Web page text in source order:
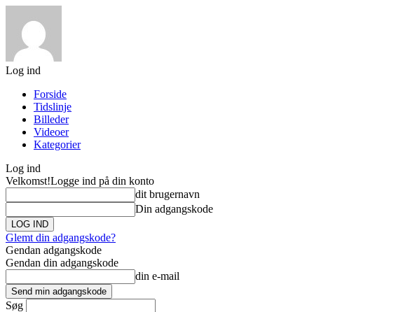
Log ind
Forside
Tidslinje
Billeder
Videoer
Kategorier
Log ind
Velkomst!Logge ind på din konto
dit brugernavn
Din adgangskode
Glemt din adgangskode?
Gendan adgangskode
Gendan din adgangskode
din e-mail
Søg